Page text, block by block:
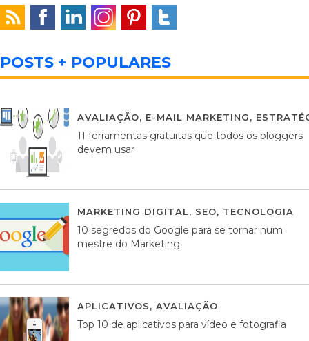
POSTS + POPULARES
AVALIAÇÃO, E-MAIL MARKETING,
11 ferramentas gratuitas que todos os bloggers
devem usar
MARKETING DIGITAL, SEO, TECNOLOGIA
10 segredos do Google para se tornar num
mestre do Marketing
APLICATIVOS, AVALIAÇÃO
Top 10 de aplicativos para vídeo e fotografia